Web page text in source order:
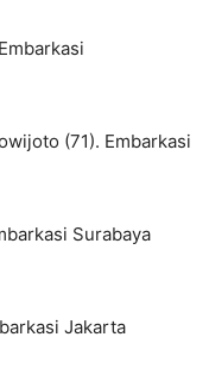
(71). Embarkasi
Surabaya
Jakarta